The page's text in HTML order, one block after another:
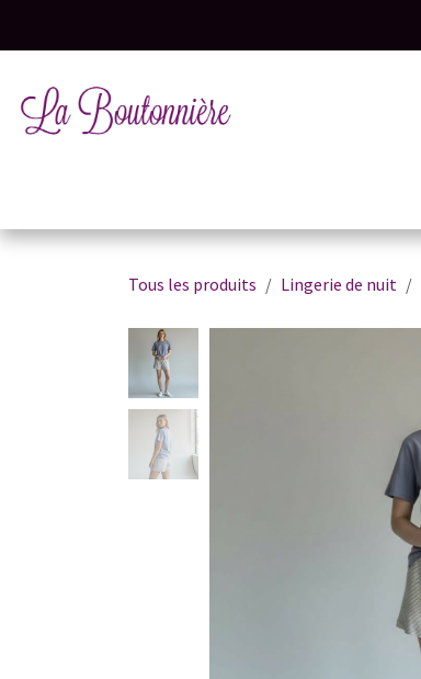
Tous les produits Lingerie de nuit